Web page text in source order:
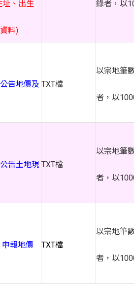
址、出生
料)
錄者，以
告地價及 TXT檔
以宗地筆
者，以
告土地現 TXT檔
以宗地筆
者，以
報地價 TXT檔
以宗地筆
者，以